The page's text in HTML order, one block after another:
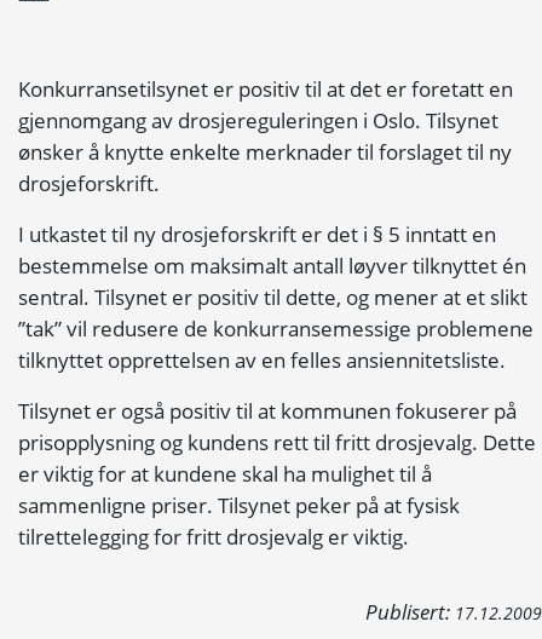
Konkurransetilsynet er positiv til at det er foretatt en
gjennomgang av drosjereguleringen i Oslo. Tilsynet
ønsker å knytte enkelte merknader til forslaget til ny
drosjeforskrift.
I utkastet til ny drosjeforskrift er det i § 5 inntatt en
bestemmelse om maksimalt antall løyver tilknyttet én
sentral. Tilsynet er positiv til dette, og mener at et slikt
”tak” vil redusere de konkurransemessige problemene
tilknyttet opprettelsen av en felles ansiennitetsliste.
Tilsynet er også positiv til at kommunen fokuserer på
prisopplysning og kundens rett til fritt drosjevalg. Dette
er viktig for at kundene skal ha mulighet til å
sammenligne priser. Tilsynet peker på at fysisk
tilrettelegging for fritt drosjevalg er viktig.
Publisert: 17.12.2009